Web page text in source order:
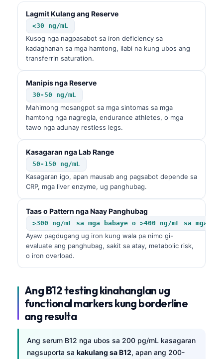
Lagmit Kulang ang Reserve
<30 ng/mL
Kusog nga nagpasabot sa iron deficiency sa
kadaghanan sa mga hamtong, ilabi na kung ubos ang
transferrin saturation.
Manipis nga Reserve
30-50 ng/mL
Mahimong mosangpot sa mga sintomas sa mga
hamtong nga nagregla, endurance athletes, o mga
tawo nga adunay restless legs.
Kasagaran nga Lab Range
50-150 ng/mL
Kasagaran igo, apan mausab ang pagsabot depende sa
CRP, mga liver enzyme, ug panghubag.
Taas o Pattern nga Naay Panghubag
>300 ng/mL sa mga babaye o >400 ng/mL sa mga
Ayaw pagdugang ug iron kung wala pa nimo gi-
evaluate ang panghubag, sakit sa atay, metabolic risk,
o iron overload.
Ang B12 testing kinahanglan ug
functional markers kung borderline
ang resulta
Ang serum B12 nga ubos sa 200 pg/mL kasagaran
nagsuporta sa kakulang sa B12, apan ang 200-